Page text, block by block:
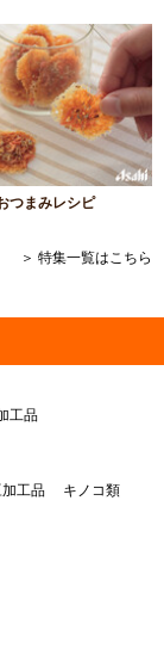
つまみレシピ
＞ 特集一覧はこちら
工品
工品
キノコ類